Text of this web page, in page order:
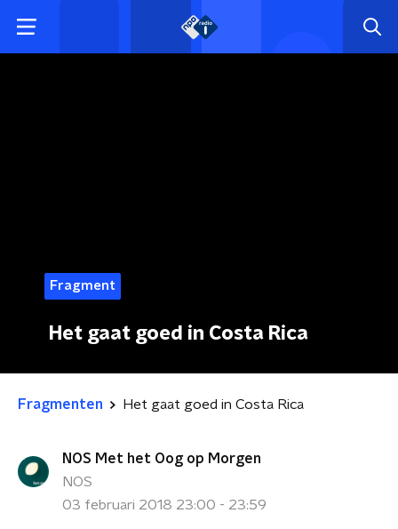
Fragment
Het gaat goed in Costa Rica
Fragmenten Het gaat goed in Costa Rica
NOS Met het Oog op Morgen
NOS
03 februari 2018 23:00 - 23:59